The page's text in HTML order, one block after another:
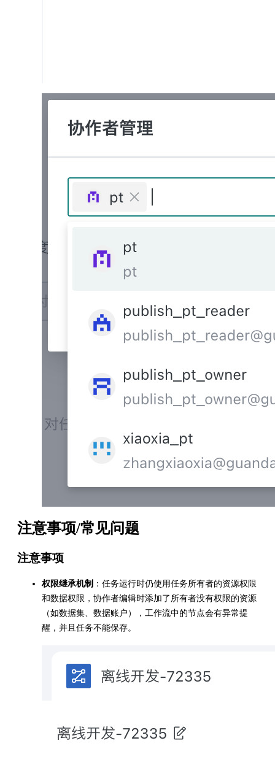
注意事项/常见问题
注意事项
权限继承机制 ：任务运行时仍使用任务所有者的资源权限
和数据权限，协作者编辑时添加了所有者没有权限的资源
（如数据集、数据账户），工作流中的节点会有异常提
醒，并且任务不能保存。